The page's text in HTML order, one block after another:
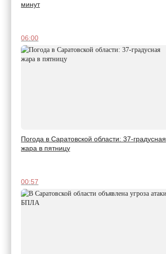
минут
06:00
Погода в Саратовской области: 37-градусная
жара в пятницу
00:57